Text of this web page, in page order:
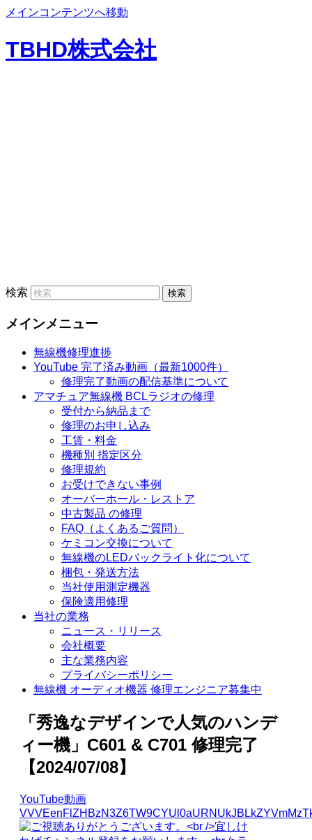
メインコンテンツへ移動
TBHD株式会社
検索
メインメニュー
無線機修理進捗
YouTube 完了済み動画（最新1000件）
修理完了動画の配信基準について
アマチュア無線機 BCLラジオの修理
受付から納品まで
修理のお申し込み
工賃・料金
機種別 指定区分
修理規約
お受けできない事例
オーバーホール・レストア
中古製品 の修理
FAQ（よくあるご質問）
ケミコン交換について
無線機のLEDバックライト化について
梱包・発送方法
当社使用測定機器
保険適用修理
当社の業務
ニュース・リリース
会社概要
主な業務内容
プライバシーポリシー
無線機 オーディオ機器 修理エンジニア募集中
「秀逸なデザインで人気のハンデ
ィー機」C601 & C701 修理完了
【2024/07/08】
YouTube動画